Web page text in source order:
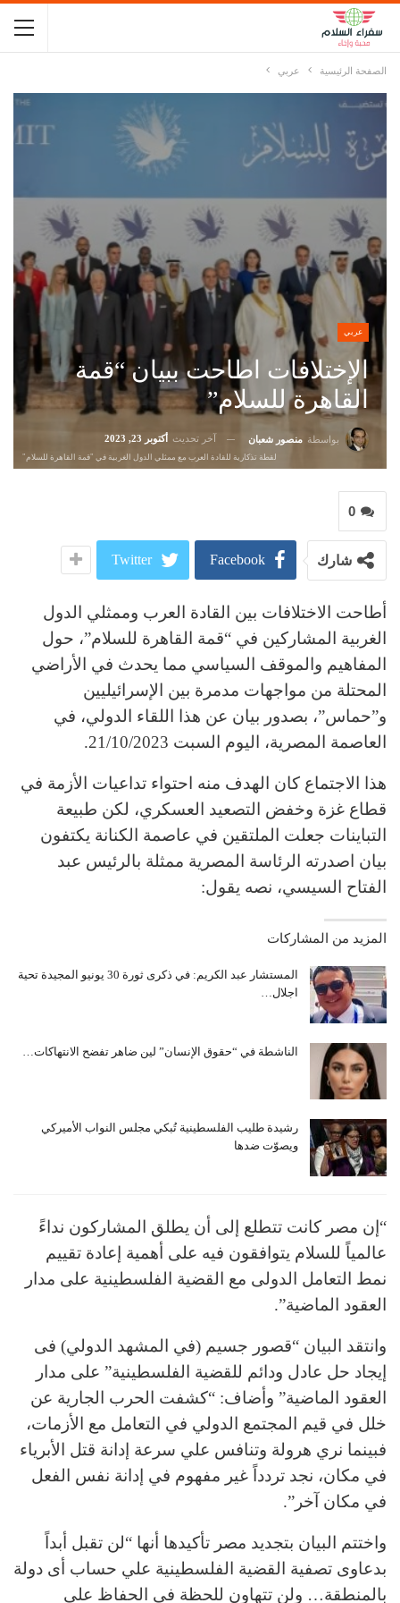
الصفحة الرئيسية عربي
عربي
الإختلافات اطاحت ببيان “قمة
القاهرة للسلام”
بواسطة منصور شعبان آخر تحديث أكتوبر 23, 2023
لقطة تذكارية للقادة العرب مع ممثلي الدول الغربية في "قمة القاهرة للسلام"
0
شارك Facebook
Twitter
أطاحت الاختلافات بين القادة العرب وممثلي الدول
الغربية المشاركين في “قمة القاهرة للسلام”، حول
المفاهيم والموقف السياسي مما يحدث في الأراضي
المحتلة من مواجهات مدمرة بين الإسرائيليين
و”حماس”، بصدور بيان عن هذا اللقاء الدولي، في
العاصمة المصرية، اليوم السبت 21/10/2023.
هذا الاجتماع كان الهدف منه احتواء تداعيات الأزمة في
قطاع غزة وخفض التصعيد العسكري، لكن طبيعة
التباينات جعلت الملتقين في عاصمة الكنانة يكتفون
بيان اصدرته الرئاسة المصرية ممثلة بالرئيس عبد
الفتاح السيسي، نصه يقول:
المزيد من المشاركات
المستشار عبد الكريم: في ذكرى ثورة 30 يونيو المجيدة تحية
اجلال…
الناشطة في “حقوق الإنسان” لين ضاهر تفضح الانتهاكات…
رشيدة طليب الفلسطينية تُبكي مجلس النواب الأميركي
ويصوّت ضدها
“إن مصر كانت تتطلع إلى أن يطلق المشاركون نداءً
عالمياً للسلام يتوافقون فيه على أهمية إعادة تقييم
نمط التعامل الدولى مع القضية الفلسطينية على مدار
العقود الماضية”.
وانتقد البيان “قصور جسيم (في المشهد الدولي) فى
إيجاد حل عادل ودائم للقضية الفلسطينية” على مدار
العقود الماضية” وأضاف: “كشفت الحرب الجارية عن
خلل في قيم المجتمع الدولي في التعامل مع الأزمات،
فبينما نري هرولة وتنافس علي سرعة إدانة قتل الأبرياء
في مكان، نجد تردداً غير مفهوم في إدانة نفس الفعل
في مكان آخر”.
واختتم البيان بتجديد مصر تأكيدها أنها “لن تقبل أبداً
بدعاوى تصفية القضية الفلسطينية علي حساب أى دولة
بالمنطقة… ولن تتهاون للحظة فى الحفاظ علي